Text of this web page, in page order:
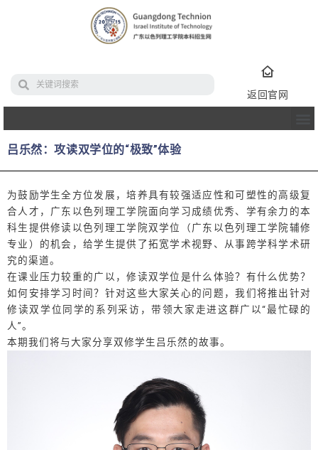
返回官网
吕乐然：攻读双学位的“极致”体验
为鼓励学生全方位发展，培养具有较强适应性和可塑性的高级复
合人才，广东以色列理工学院面向学习成绩优秀、学有余力的本
科生提供修读以色列理工学院双学位（广东以色列理工学院辅修
专业）的机会，给学生提供了拓宽学术视野、从事跨学科学术研
究的渠道。
在课业压力较重的广以，修读双学位是什么体验？有什么优势？
如何安排学习时间？针对这些大家关心的问题，我们将推出针对
修读双学位同学的系列采访，带领大家走进这群广以“最忙碌的
人”。
本期我们将与大家分享双修学生吕乐然的故事。